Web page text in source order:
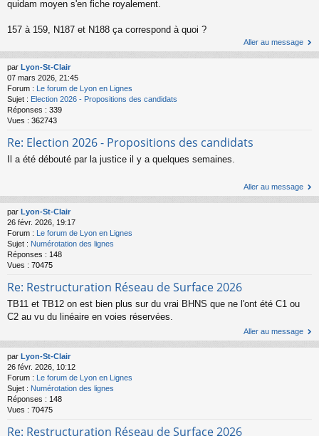
quidam moyen s'en fiche royalement.
157 à 159, N187 et N188 ça correspond à quoi ?
Aller au message
par Lyon-St-Clair
07 mars 2026, 21:45
Forum :
Le forum de Lyon en Lignes
Sujet : Election 2026 - Propositions des candidats
Réponses : 339
Vues : 362743
Re: Election 2026 - Propositions des candidats
Il a été débouté par la justice il y a quelques semaines.
Aller au message
par Lyon-St-Clair
26 févr. 2026, 19:17
Forum : Le forum de Lyon en Lignes
Sujet : Numérotation des lignes
Réponses : 148
Vues : 70475
Re: Restructuration Réseau de Surface 2026
TB11 et TB12 on est bien plus sur du vrai BHNS que ne l'ont été C1 ou
C2 au vu du linéaire en voies réservées.
Aller au message
par Lyon-St-Clair
26 févr. 2026, 10:12
Forum : Le forum de Lyon en Lignes
Sujet : Numérotation des lignes
Réponses : 148
Vues : 70475
Re: Restructuration Réseau de Surface 2026